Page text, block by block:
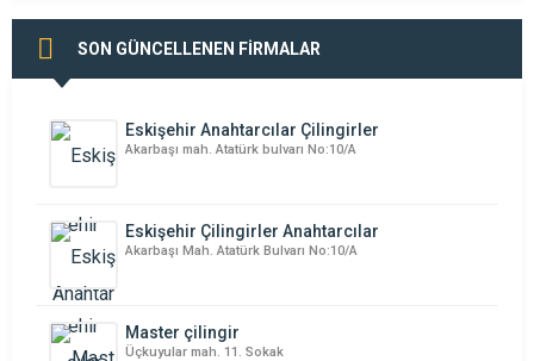
SON GÜNCELLENEN FİRMALAR
Eskişehir Anahtarcılar Çilingirler
Akarbaşı mah. Atatürk bulvarı No:10/A
Eskişehir Çilingirler Anahtarcılar
Akarbaşı Mah. Atatürk Bulvarı No:10/A
Master çilingir
Üçkuyular mah. 11. Sokak